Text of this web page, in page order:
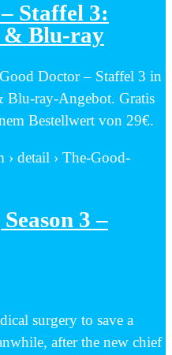
Staffel 3:
& Blu-ray
Doctor – Staffel 3 in
Blu-ray-Angebot. Gratis
Bestellwert von 29€.
detail › The-Good-
3 –
surgery to save a
after the new chief